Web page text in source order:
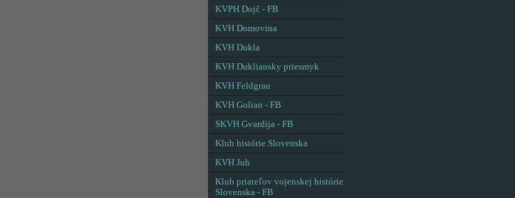
KVPH Dojč - FB
KVH Domovina
KVH Dukla
KVH Dukliansky priesmyk
KVH Feldgrau
KVH Golian - FB
SKVH Gvardija - FB
Klub histórie Slovenska
KVH Juh
Klub priateľov vojenskej histórie
Slovenska - FB